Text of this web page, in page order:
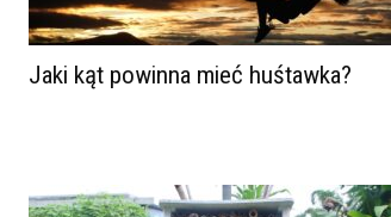
Jaki kąt powinna mieć huśtawka?